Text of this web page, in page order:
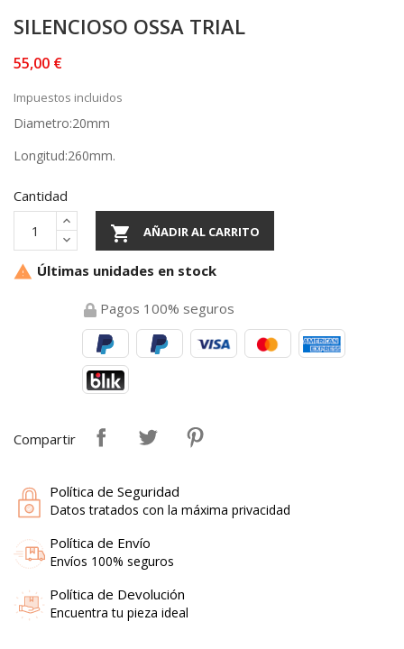
SILENCIOSO OSSA TRIAL
55,00 €
Impuestos incluidos
Diametro:20mm
Longitud:260mm.
Cantidad
 AÑADIR AL CARRITO
 Últimas unidades en stock
Pagos 100% seguros
Compartir
Política de Seguridad
Datos tratados con la máxima privacidad
Política de Envío
Envíos 100% seguros
Política de Devolución
Encuentra tu pieza ideal